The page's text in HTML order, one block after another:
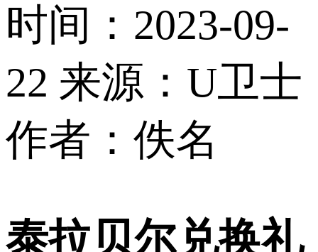
时间：2023-09-
22 来源：U卫士
作者：佚名
泰拉贝尔兑换礼